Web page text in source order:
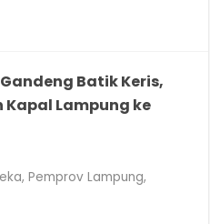
Batik Keris,
Lampung ke
,Pemprov Lampung,